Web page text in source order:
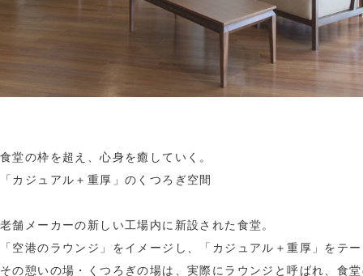
食堂の枠を超え、心身を癒していく。
「カジュアル＋重厚」のくつろぎ空間
老舗メーカーの新しい工場内に新設された食堂。
「空港のラウンジ」をイメージし、「カジュアル＋重厚」をテ
その憩いの場・くつろぎの場は、実際にラウンジと呼ばれ、食